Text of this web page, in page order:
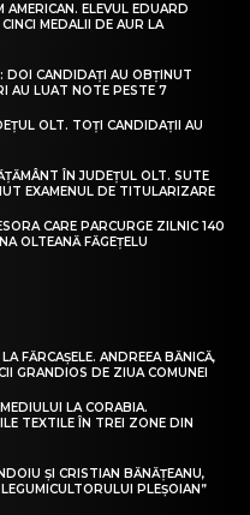
AMERICAN. ELEVUL EDUARD
MEDALII DE AUR LA
DOI CANDIDAȚI AU OBȚINUT
AU LUAT NOTE PESTE 7
OLT. TOȚI CANDIDAȚII AU
ÎN JUDEȚUL OLT. SUTE
EXAMENUL DE TITULARIZARE
CARE PARCURGE ZILNIC 140
OLTEANĂ FĂGEȚELU
FĂRCAȘELE. ANDREEA BĂNICĂ,
GRANDIOS DE ZIUA COMUNEI
LA CORABIA.
TEXTILE ÎN TREI ZONE DIN
ȘI CRISTIAN BĂNĂȚEANU,
PLEȘOIAN”